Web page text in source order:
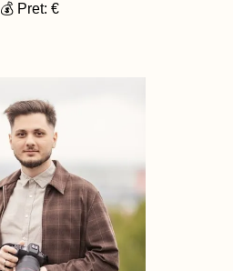
💰 Pret: €